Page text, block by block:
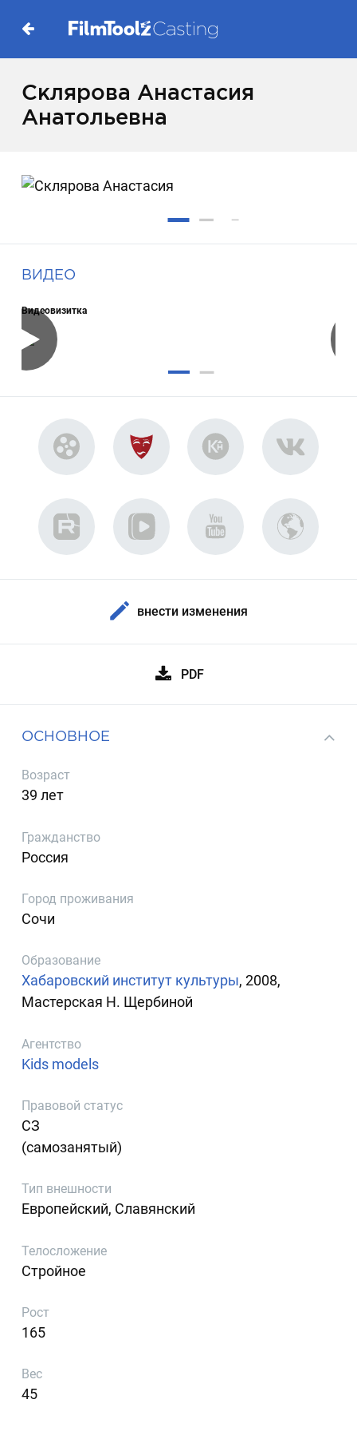
Склярова Анастасия
Анатольевна
ВИДЕО
Видеовизитка
внести изменения
PDF
ОСНОВНОЕ
Возраст
39 лет
Гражданство
Россия
Город проживания
Сочи
Образование
Хабаровский институт культуры, 2008,
Мастерская Н. Щербиной
Агентство
Kids models
Правовой статус
СЗ
(самозанятый)
Тип внешности
Европейский, Славянский
Телосложение
Стройное
Рост
165
Вес
45